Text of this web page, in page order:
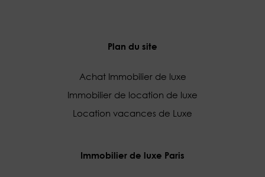
Plan du site
Achat Immobilier de luxe
Immobilier de location de luxe
Location vacances de Luxe
Immobilier de luxe Paris